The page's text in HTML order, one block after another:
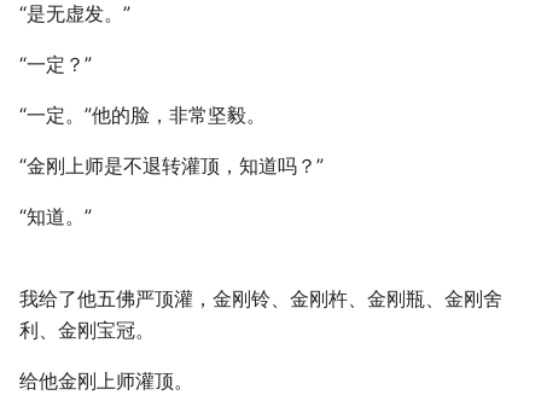
“是无虚发。”
“一定？”
“一定。”他的脸，非常坚毅。
“金刚上师是不退转灌顶，知道吗？”
“知道。”
我给了他五佛严顶灌，金刚铃、金刚杵、金刚瓶、金刚舍
利、金刚宝冠。
给他金刚上师灌顶。